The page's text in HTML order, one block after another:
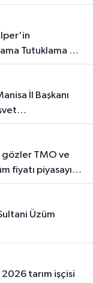
Tutuklama Bir
fiyatı piyasayı